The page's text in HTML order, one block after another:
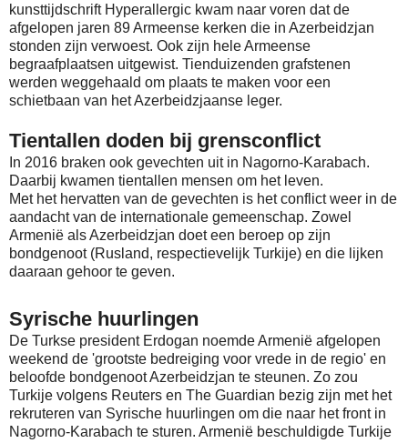
kunsttijdschrift Hyperallergic kwam naar voren dat de
afgelopen jaren 89 Armeense kerken die in Azerbeidzjan
stonden zijn verwoest. Ook zijn hele Armeense
begraafplaatsen uitgewist. Tienduizenden grafstenen
werden weggehaald om plaats te maken voor een
schietbaan van het Azerbeidzjaanse leger.
Tientallen doden bij grensconflict
In 2016 braken ook gevechten uit in Nagorno-Karabach.
Daarbij kwamen tientallen mensen om het leven.
Met het hervatten van de gevechten is het conflict weer in de
aandacht van de internationale gemeenschap. Zowel
Armenië als Azerbeidzjan doet een beroep op zijn
bondgenoot (Rusland, respectievelijk Turkije) en die lijken
daaraan gehoor te geven.
Syrische huurlingen
De Turkse president Erdogan noemde Armenië afgelopen
weekend de 'grootste bedreiging voor vrede in de regio' en
beloofde bondgenoot Azerbeidzjan te steunen. Zo zou
Turkije volgens Reuters en The Guardian bezig zijn met het
rekruteren van Syrische huurlingen om die naar het front in
Nagorno-Karabach te sturen. Armenië beschuldigde Turkije